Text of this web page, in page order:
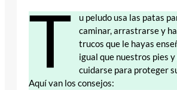
T
u peludo usa las patas
caminar, arrastrarse y
trucos que le hayas
igual que nuestros pies y
cuidarse para proteger
Aquí van los consejos: